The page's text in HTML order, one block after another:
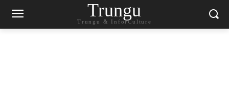
Trungu
Trungu & InforCulture